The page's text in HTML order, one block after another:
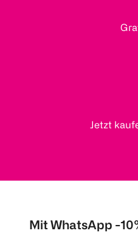
Jetzt
Mit WhatsApp -